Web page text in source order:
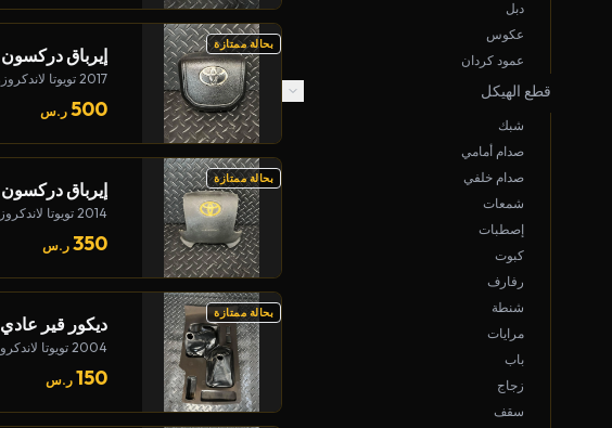
دبل
عكوس
عمود كردان
قطع الهيكل
شبك
صدام أمامي
صدام خلفي
شمعات
إصطبات
كبوت
رفارف
شنطة
مرايات
باب
زجاج
سقف
بحالة ممتازة
إيرباق دركسون
2017 تويوتا لاندكروزر
500 ر.س
بحالة ممتازة
إيرباق دركسون
2014 تويوتا لاندكروزر
350 ر.س
بحالة ممتازة
ديكور قير عادي
2004 تويوتا لاندكروزر
150 ر.س